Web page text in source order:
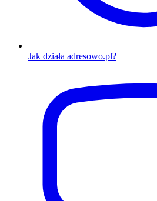
Jak działa adresowo.pl?